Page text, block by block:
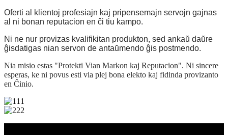
Oferti al klientoj profesiajn kaj pripensemajn servojn gajnas
al ni bonan reputacion en ĉi tiu kampo.
Ni ne nur provizas kvalifikitan produkton, sed ankaŭ daŭre
ĝisdatigas nian servon de antaŭmendo ĝis postmendo.
Nia misio estas "Protekti Vian Markon kaj Reputacion". Ni sincere
esperas, ke ni povus esti via plej bona elekto kaj fidinda provizanto
en Ĉinio.